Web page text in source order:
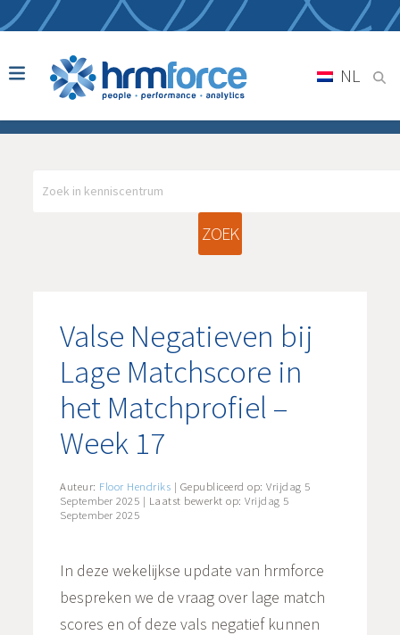
NL
ZOEK
Valse Negatieven bij
Lage Matchscore in
het Matchprofiel –
Week 17
Auteur: Floor Hendriks | Gepubliceerd op:Vrijdag 5
September 2025 | Laatst bewerkt op:Vrijdag 5
September 2025
In deze wekelijkse update van hrmforce
bespreken we de vraag over lage match
scores en of deze vals negatief kunnen